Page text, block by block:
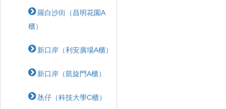
羅白沙街（昌明花園A
櫃）
新口岸（利安廣場A櫃）
新口岸（凱旋門A櫃）
氹仔（科技大學C櫃）